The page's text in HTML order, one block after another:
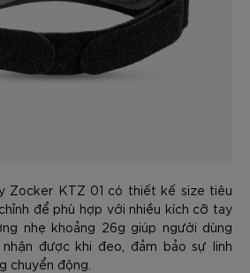
Zocker KTZ 01 có thiết kế size tiêu
để phù hợp với nhiều kích cỡ tay
nhẹ khoảng 26g giúp người dùng
được khi đeo, đảm bảo sự linh
chuyển động.